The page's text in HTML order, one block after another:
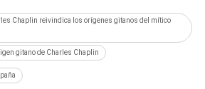
Chaplin reivindica los orígenes gitanos del mítico
gitano de Charles Chaplin